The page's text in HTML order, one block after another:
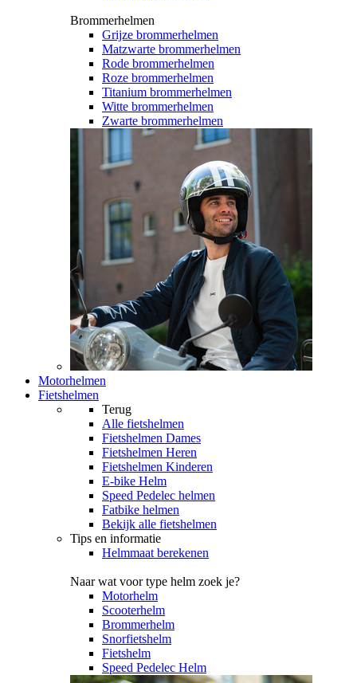
Brommerhelmen
Grijze brommerhelmen
Matzwarte brommerhelmen
Rode brommerhelmen
Roze brommerhelmen
Titanium brommerhelmen
Witte brommerhelmen
Zwarte brommerhelmen
Motorhelmen
Fietshelmen
Terug
Alle fietshelmen
Fietshelmen Dames
Fietshelmen Heren
Fietshelmen Kinderen
E-bike Helm
Speed Pedelec helmen
Fatbike helmen
Bekijk alle fietshelmen
Tips en informatie
Helmmaat berekenen
Naar wat voor type helm zoek je?
Motorhelm
Scooterhelm
Brommerhelm
Snorfietshelm
Fietshelm
Speed Pedelec Helm